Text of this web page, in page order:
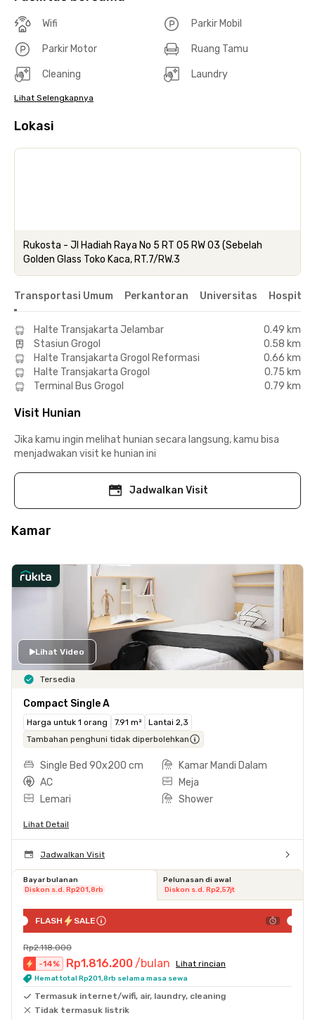
Wifi Parkir Mobil
Parkir Motor Ruang Tamu
Cleaning Laundry
Lihat Selengkapnya
Lokasi
Rukosta - Jl Hadiah Raya No 5 RT 05 RW 03 (Sebelah
Golden Glass Toko Kaca, RT.7/RW.3
Transportasi Umum Perkantoran Universitas Hospital
Halte Transjakarta Jelambar
0.49 km
Stasiun Grogol
0.58 km
Halte Transjakarta Grogol Reformasi
0.66 km
Halte Transjakarta Grogol
0.75 km
Terminal Bus Grogol
0.79 km
Visit Hunian
Jika kamu ingin melihat hunian secara langsung, kamu bisa
menjadwakan visit ke hunian ini
Jadwalkan Visit
Kamar
Lihat Video
Tersedia
Compact Single A
Harga untuk 1 orang 7.91 m²
Lantai 2,3
Tambahan penghuni tidak diperbolehkan
Single Bed 90x200 cm
Kamar Mandi Dalam
AC
Meja
Lemari
Shower
Lihat Detail
Jadwalkan Visit
Bayar bulanan
Diskon s.d. Rp201,8rb
Pelunasan di awal
Diskon s.d. Rp2,57jt
FLASH SALE
Rp2.118.000
-14% Rp1.816.200 /bulan Lihat rincian
Hemat total Rp201,8rb selama masa sewa
Termasuk internet/wifi, air, laundry, cleaning
Tidak termasuk listrik